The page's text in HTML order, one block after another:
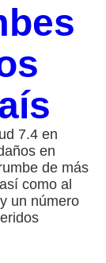
7.4 en
en
de más
como al
un número